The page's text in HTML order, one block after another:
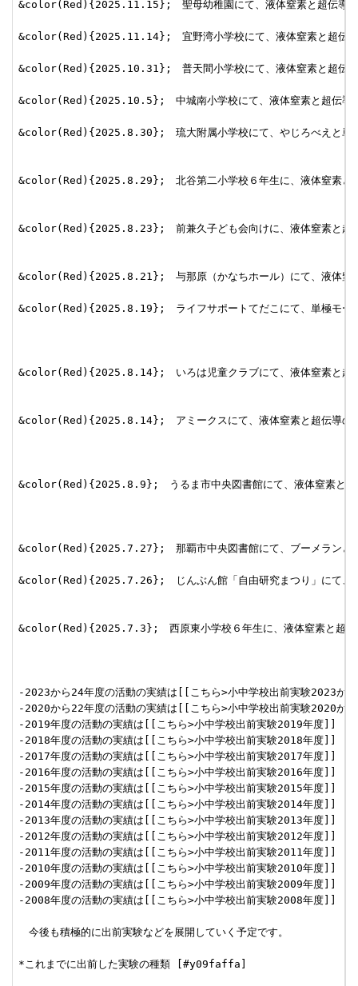
&color(Red){2025.11.15};　聖母幼稚園にて、液体窒素と超伝導の
&color(Red){2025.11.14};　宜野湾小学校にて、液体窒素と超伝導
&color(Red){2025.10.31};　普天間小学校にて、液体窒素と超伝導
&color(Red){2025.10.5};　中城南小学校にて、液体窒素と超伝導の
&color(Red){2025.8.30};　琉大附属小学校にて、やじろべえと単極
&color(Red){2025.8.29};　北谷第二小学校６年生に、液体窒素と超
&color(Red){2025.8.23};　前兼久子ども会向けに、液体窒素と超伝
&color(Red){2025.8.21};　与那原（かなちホール）にて、液体窒素
&color(Red){2025.8.19};　ライフサポートてだこにて、単極モータ
&color(Red){2025.8.14};　いろは児童クラブにて、液体窒素と超伝
&color(Red){2025.8.14};　アミークスにて、液体窒素と超伝導の実
&color(Red){2025.8.9};　うるま市中央図書館にて、液体窒素と超
&color(Red){2025.7.27};　那覇市中央図書館にて、ブーメランとリ
&color(Red){2025.7.26};　じんぶん館「自由研究まつり」にて、液
&color(Red){2025.7.3};　西原東小学校６年生に、液体窒素と超伝
-2023から24年度の活動の実績は[[こちら>小中学校出前実験2023か
-2020から22年度の活動の実績は[[こちら>小中学校出前実験2020か
-2019年度の活動の実績は[[こちら>小中学校出前実験2019年度]]
-2018年度の活動の実績は[[こちら>小中学校出前実験2018年度]]
-2017年度の活動の実績は[[こちら>小中学校出前実験2017年度]]
-2016年度の活動の実績は[[こちら>小中学校出前実験2016年度]]
-2015年度の活動の実績は[[こちら>小中学校出前実験2015年度]]
-2014年度の活動の実績は[[こちら>小中学校出前実験2014年度]]
-2013年度の活動の実績は[[こちら>小中学校出前実験2013年度]]
-2012年度の活動の実績は[[こちら>小中学校出前実験2012年度]]
-2011年度の活動の実績は[[こちら>小中学校出前実験2011年度]]
-2010年度の活動の実績は[[こちら>小中学校出前実験2010年度]]
-2009年度の活動の実績は[[こちら>小中学校出前実験2009年度]]
-2008年度の活動の実績は[[こちら>小中学校出前実験2008年度]]
今後も積極的に出前実験などを展開していく予定です。
*これまでに出前した実験の種類 [#y09faffa]